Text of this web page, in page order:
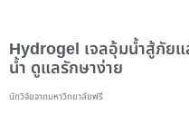
Hydrogel เจลอุ้มน้ำสู้ภัย
น้ำ ดูแลรักษาง่าย
นักวิจัยจากมหาวิทยาลัยฟรี